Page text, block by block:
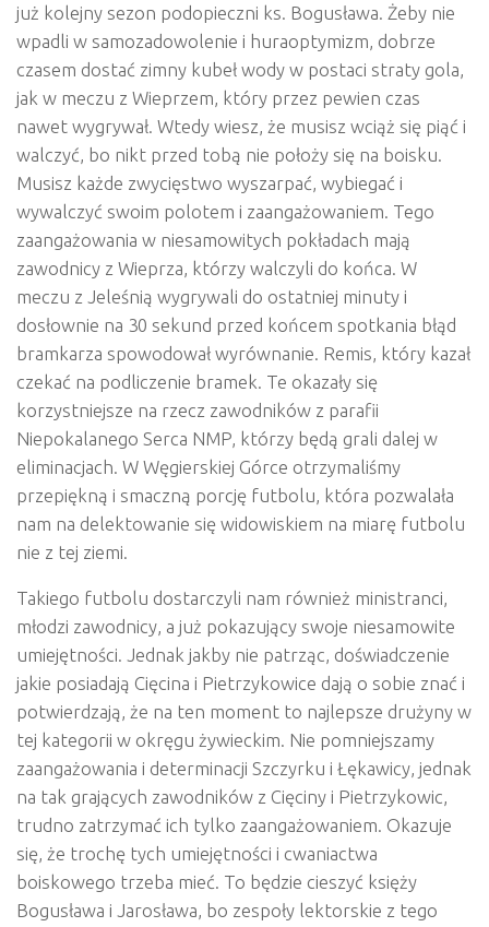
już kolejny sezon podopieczni ks. Bogusława. Żeby nie
wpadli w samozadowolenie i huraoptymizm, dobrze
czasem dostać zimny kubeł wody w postaci straty gola,
jak w meczu z Wieprzem, który przez pewien czas
nawet wygrywał. Wtedy wiesz, że musisz wciąż się piąć i
walczyć, bo nikt przed tobą nie położy się na boisku.
Musisz każde zwycięstwo wyszarpać, wybiegać i
wywalczyć swoim polotem i zaangażowaniem. Tego
zaangażowania w niesamowitych pokładach mają
zawodnicy z Wieprza, którzy walczyli do końca. W
meczu z Jeleśnią wygrywali do ostatniej minuty i
dosłownie na 30 sekund przed końcem spotkania błąd
bramkarza spowodował wyrównanie. Remis, który kazał
czekać na podliczenie bramek. Te okazały się
korzystniejsze na rzecz zawodników z parafii
Niepokalanego Serca NMP, którzy będą grali dalej w
eliminacjach. W Węgierskiej Górce otrzymaliśmy
przepiękną i smaczną porcję futbolu, która pozwalała
nam na delektowanie się widowiskiem na miarę futbolu
nie z tej ziemi.
Takiego futbolu dostarczyli nam również ministranci,
młodzi zawodnicy, a już pokazujący swoje niesamowite
umiejętności. Jednak jakby nie patrząc, doświadczenie
jakie posiadają Cięcina i Pietrzykowice dają o sobie znać i
potwierdzają, że na ten moment to najlepsze drużyny w
tej kategorii w okręgu żywieckim. Nie pomniejszamy
zaangażowania i determinacji Szczyrku i Łękawicy, jednak
na tak grających zawodników z Cięciny i Pietrzykowic,
trudno zatrzymać ich tylko zaangażowaniem. Okazuje
się, że trochę tych umiejętności i cwaniactwa
boiskowego trzeba mieć. To będzie cieszyć księży
Bogusława i Jarosława, bo zespoły lektorskie z tego